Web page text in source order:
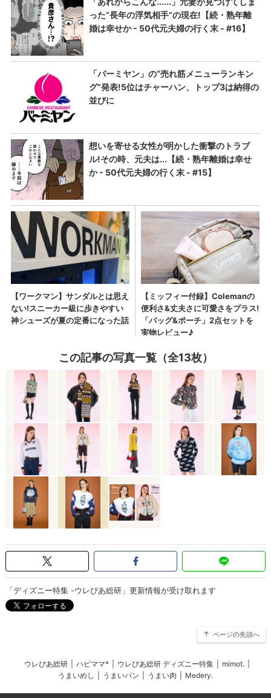
この記事の写真一覧（全13枚）
「ディズニー特集 -ウレぴあ総研」更新情報が受け取れます
ページの先頭へ
ウレぴあ総研 ハピママ* ウレぴあ総研 ディズニー特集 mimot.
うまいめし
うまいパン うまい肉 Medery.